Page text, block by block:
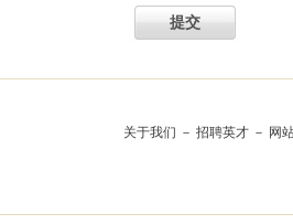
提交
关于我们 － 招聘英才 － 网